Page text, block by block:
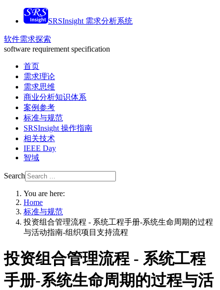
SRSInsight 需求分析系统
软件需求探索
software requirement specification
首页
需求理论
需求思维
商业分析知识体系
案例参考
标准与规范
SRSInsight 操作指南
相关技术
IEEE Day
智域
Search
You are here:
Home
标准与规范
投资组合管理流程 - 系统工程手册-系统生命周期的过程
与活动指南-组织项目支持流程
投资组合管理流程 - 系统工程
手册-系统生命周期的过程与活